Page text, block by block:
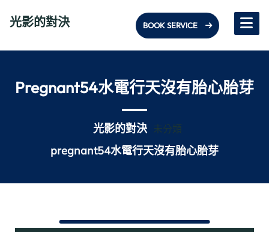
光影的對決 BOOK SERVICE
Pregnant54水電行天沒有胎心胎芽
光影的對決 未分類
pregnant54水電行天沒有胎心胎芽